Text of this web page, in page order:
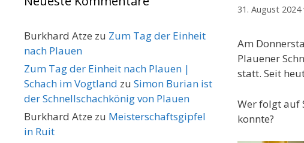
31. August 2024
Am
Plauener
statt. Seit
Wer folgt auf
konnte?
Burkhard Atze zu Zum Tag der Einheit
nach Plauen
Zum Tag der Einheit nach Plauen |
Schach im Vogtland zu Simon Burian ist
der Schnellschachkönig von Plauen
Burkhard Atze zu Meisterschaftsgipfel
in Ruit